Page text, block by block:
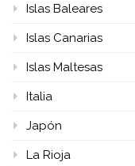
Islas Baleares
Islas Canarias
Islas Maltesas
Italia
Japón
La Rioja